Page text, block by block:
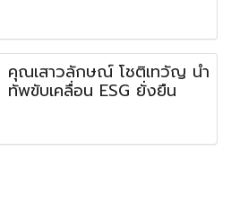
คุณเสาวลักษณ์ โชติเทวัญ นำ
ทัพขับเคลื่อน ESG ยั่งยืน